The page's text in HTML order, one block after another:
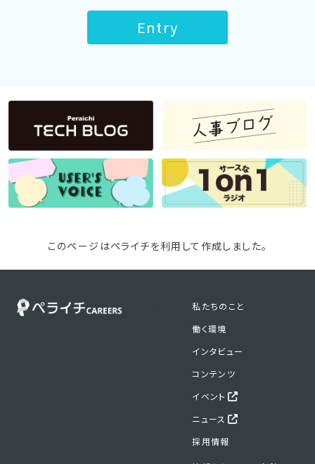
Entry
このページはペライチを利用して作成しました。
私たちのこと
働く環境
インタビュー
コンテンツ
イベント
ニュース
採用情報